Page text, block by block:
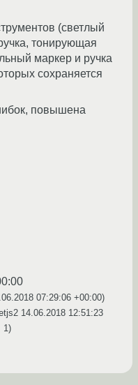
(cветлый
тонирующая
маркер и ручка
сохраняется
повышена
07:29:06 +00:00)
14.06.2018 12:51:23
1)